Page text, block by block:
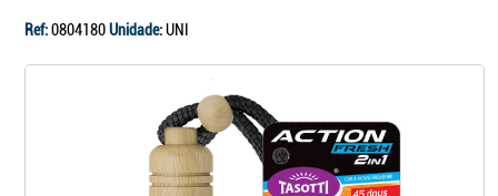
Ref:0804180Unidade:UNI